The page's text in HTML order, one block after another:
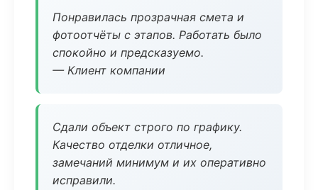
Понравилась прозрачная смета и
фотоотчёты с этапов. Работать было
спокойно и предсказуемо.
— Клиент компании
Сдали объект строго по графику.
Качество отделки отличное,
замечаний минимум и их оперативно
исправили.